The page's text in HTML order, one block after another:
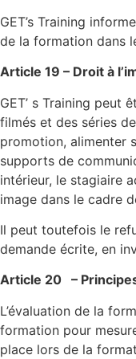
GET’s Training
de la formation dans
Article 19 – Droit à
GET’ s Training peut
filmés et des séries
promotion, alimenter
supports de
intérieur, le stagiaire
image dans le cadre
Il peut toutefois le
demande écrite, en
Article 20 –
L’évaluation de la
formation pour
place lors de la